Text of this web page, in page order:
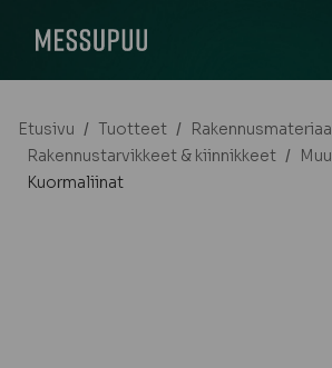
Etusivu / Tuotteet /
Rakennustarvikkeet & kiinnikkeet /
Kuormaliinat